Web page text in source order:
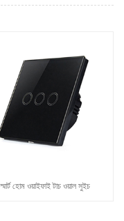
স্মার্ট হোম ওয়াইফাই টাচ ওয়াল সুইচ